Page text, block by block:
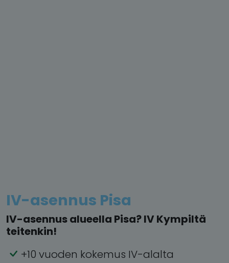
IV-asennus Pisa
IV-asennus alueella Pisa? IV Kympiltä
teitenkin!
+10 vuoden kokemus IV-alalta